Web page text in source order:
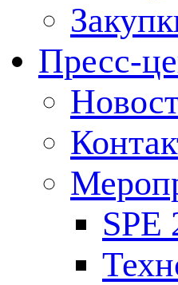
Пресс-
SPE